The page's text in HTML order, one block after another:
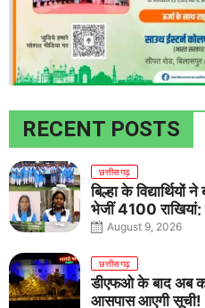
RECENT POSTS
छत्तीसगढ़
बिल्हा के
भेजीं 4100 राखियां;
राष्ट्रीय चयन
August 9, 2026
छत्तीसगढ़
डीएफओ के बाद अब
आसपास आएगी सूची!